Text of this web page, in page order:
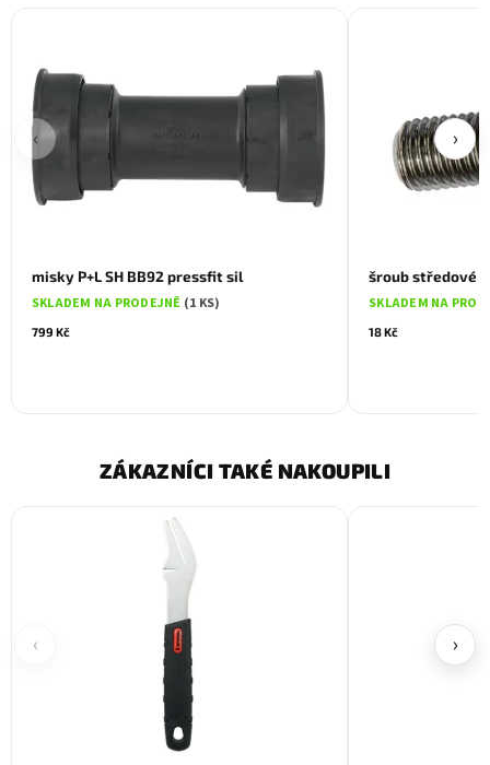
‹
misky P+L SH BB92 pressfit sil
SKLADEM NA PRODEJNĚ (1 KS)
799 Kč
šroub středové
SKLADEM NA
18 Kč
›
ZÁKAZNÍCI TAKÉ NAKOUPILI
‹ ›